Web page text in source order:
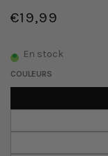
€19,99
/
UNITAIRE
En stock
COULEURS